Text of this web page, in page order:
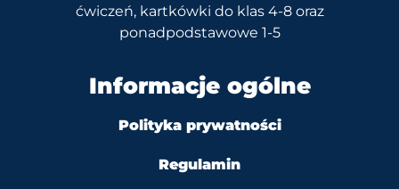
ćwiczeń, kartkówki do klas 4-8 oraz
ponadpodstawowe 1-5
Informacje ogólne
Polityka prywatności
Regulamin